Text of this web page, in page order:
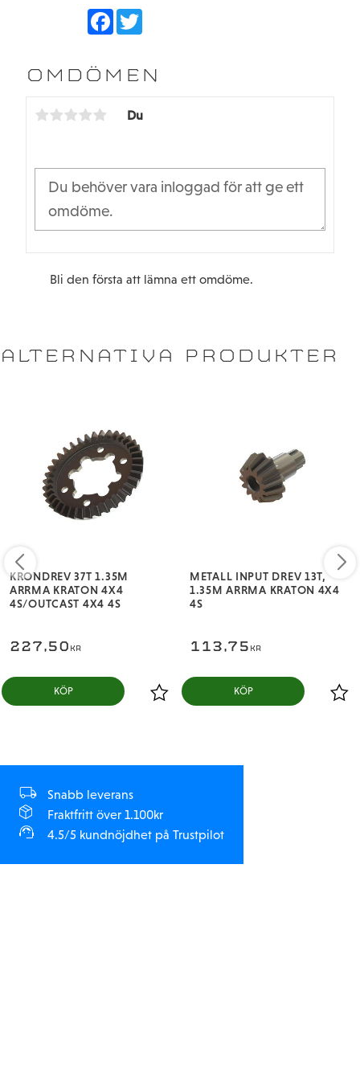
F
b
o
T
t
e
OMDÖMEN
Du
Bli den första att lämna ett omdöme.
ALTERNATIVA PRODUKTER
KRONDREV 37T 1.35M
ARRMA KRATON 4X4
4S/OUTCAST 4X4 4S
227,50 KR
KÖP
METALL INPUT DREV 13T,
1.35M ARRMA KRATON 4X4
4S
113,75 KR
KÖP
Snabb leverans
Fraktfritt över 1.100kr
4.5/5 kundnöjdhet på Trustpilot